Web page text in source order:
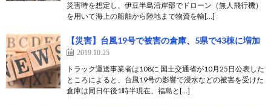
災害時を想定し、伊豆半島沿岸部でドローン（無人飛行機）
を用いて海上の船舶から陸地まで物資を輸[…]
【災害】台風19号で被害の倉庫、5県で43棟に増加
2019.10.25
トラック運送事業者は108に 国土交通省が10月25日公表した
ところによると、台風19号の影響で浸水などの被害を受けた
倉庫は同日午後1時半現在、福島と[…]